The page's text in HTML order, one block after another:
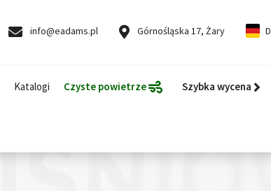
info@eadams.pl Górnośląska 17, Żary
Katalogi Czyste powietrze Szybka wycena